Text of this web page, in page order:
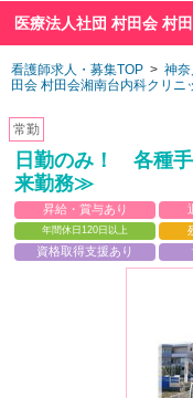
医療法人社団 村田会 村
看護師求人・募集TOP > 神奈
田会 村田会湘南台内科クリニ
常勤
日勤のみ！ 各種
来勤務≫
昇給・賞与あり
年間休日120日以上
資格取得支援あり